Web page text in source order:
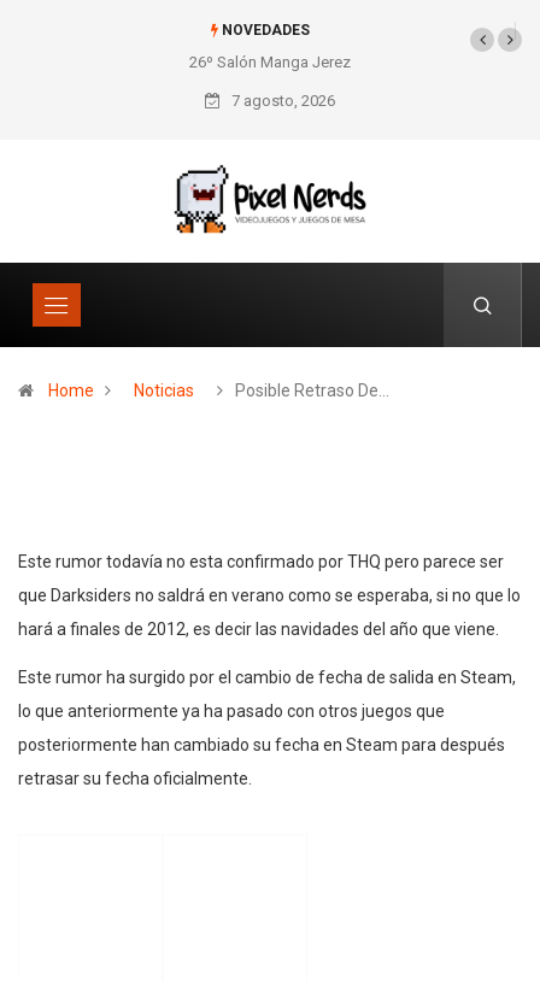
NOVEDADES
26º Salón Manga Jerez SNES Pixel Book para
los amantes de lo retro
7 agosto, 2026
Home Noticias Posible Retraso De…
Este rumor todavía no esta confirmado por THQ pero parece ser
que Darksiders no saldrá en verano como se esperaba, si no que lo
hará a finales de 2012, es decir las navidades del año que viene.
Este rumor ha surgido por el cambio de fecha de salida en Steam,
lo que anteriormente ya ha pasado con otros juegos que
posteriormente han cambiado su fecha en Steam para después
retrasar su fecha oficialmente.